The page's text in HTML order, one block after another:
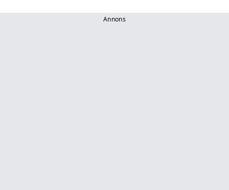
Annons